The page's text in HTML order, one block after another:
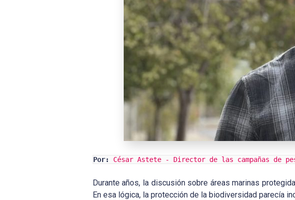
Por: César Astete - Director de las campañas de
Durante años, la discusión sobre áreas marinas
En esa lógica, la protección de la biodiversidad parecía